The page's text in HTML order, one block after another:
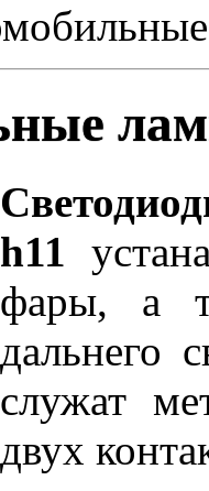
h11
фары, а
дальнего
служат
двух